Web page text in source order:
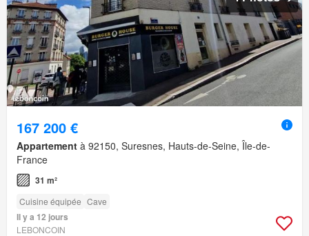
167 200 €
Appartement à 92150, Suresnes, Hauts-de-Seine, Île-de-
France
31 m²
Cuisine équipée Cave
Il y a 12 jours
LEBONCOIN